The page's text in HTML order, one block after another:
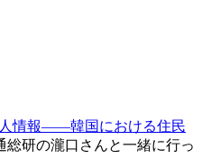
情報――韓国における住民
総研の瀧口さんと一緒に行っ